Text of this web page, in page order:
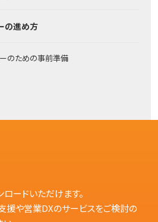
の進め方
のための事前準備
ードいただけます。
援や営業DXのサービスをご検討の